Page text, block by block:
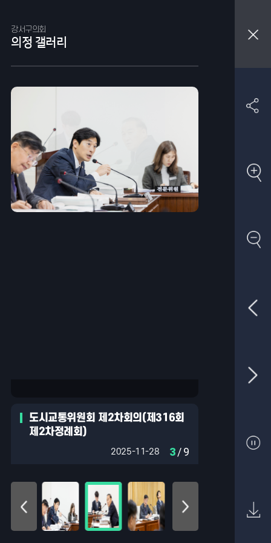
강서구의회
의정 갤러리
도시교통위원회 제2차회의(제316회
제2차정례회)
2025-11-28 3/ 9